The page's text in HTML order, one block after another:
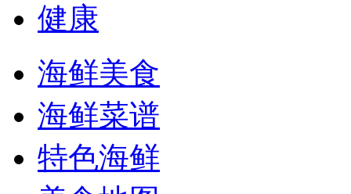
健康
海鲜美食
海鲜菜谱
特色海鲜